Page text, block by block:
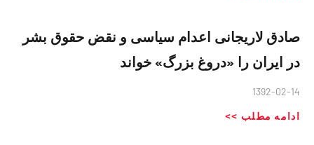
صادق لاریجانی اعدام سیاسی و نقض حقوق بشر
در ایران را «دروغ بزرگ» خواند
1392-02-14
ادامه مطلب >>